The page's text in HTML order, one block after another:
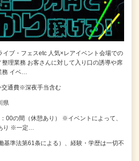
イブ・フェスetc 人気×レアイベント会場での
整理業務 お客さんに対して入り口の誘導や席
務 イベ…
交通費※深夜手当含む
県
00の間（休憩あり） ※イベントによって、
り ※一定…
基準法第61条による）、経験・学歴は一切不